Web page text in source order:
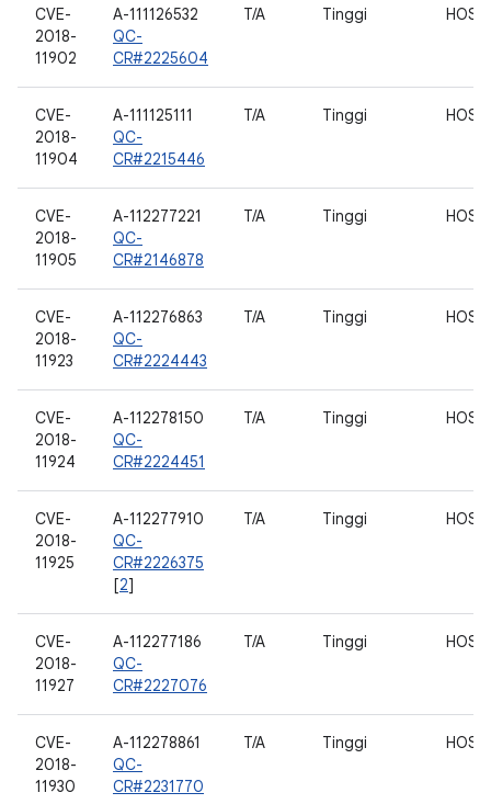
CVE-
2018-
11902
A-111126532
QC-
CR#2225604
T/A Tinggi HOST
CVE-
2018-
11904
A-111125111
QC-
CR#2215446
T/A Tinggi HOST
CVE-
2018-
11905
A-112277221
QC-
CR#2146878
T/A Tinggi HOST
CVE-
2018-
11923
A-112276863
QC-
CR#2224443
T/A Tinggi HOST
CVE-
2018-
11924
A-112278150
QC-
CR#2224451
T/A Tinggi HOST
CVE-
2018-
11925
A-112277910
QC-
CR#2226375
[2]
T/A Tinggi HOST
CVE-
2018-
11927
A-112277186
QC-
CR#2227076
T/A Tinggi HOST
CVE-
2018-
11930
A-112278861
QC-
CR#2231770
T/A Tinggi HOST